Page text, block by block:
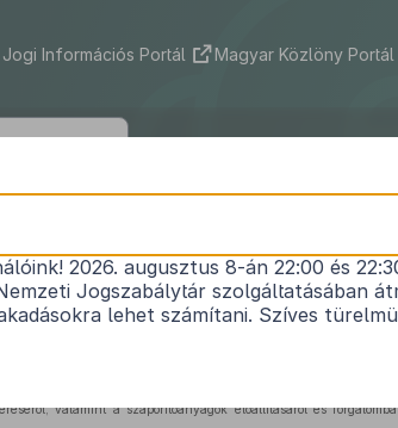
Információs Portál Magyar Közlöny Portál
22/2012. (II. 29.) Korm.
a Nemzeti Élelmiszerlánc-
Hatályos: 2025. 01. 01. –
valamint a szaporítóanyagok előállításáról és
2026. augusztus 8-án 22:00 és
Jogszabálytár szolgáltatásában
lehet számítani. Szíves